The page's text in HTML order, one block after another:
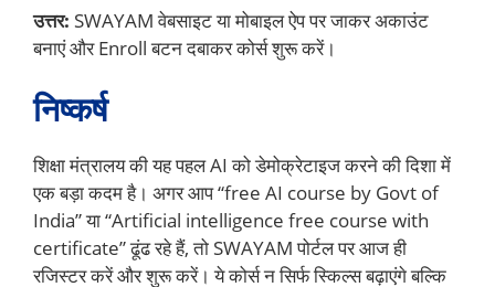
उत्तर: SWAYAM वेबसाइट या मोबाइल ऐप पर जाकर अकाउंट
बनाएं और Enroll बटन दबाकर कोर्स शुरू करें।
निष्कर्ष
शिक्षा मंत्रालय की यह पहल AI को डेमोक्रेटाइज करने की दिशा में
एक बड़ा कदम है। अगर आप “free AI course by Govt of
India” या “Artificial intelligence free course with
certificate” ढूंढ रहे हैं, तो SWAYAM पोर्टल पर आज ही
रजिस्टर करें और शुरू करें। ये कोर्स न सिर्फ स्किल्स बढ़ाएंगे बल्कि